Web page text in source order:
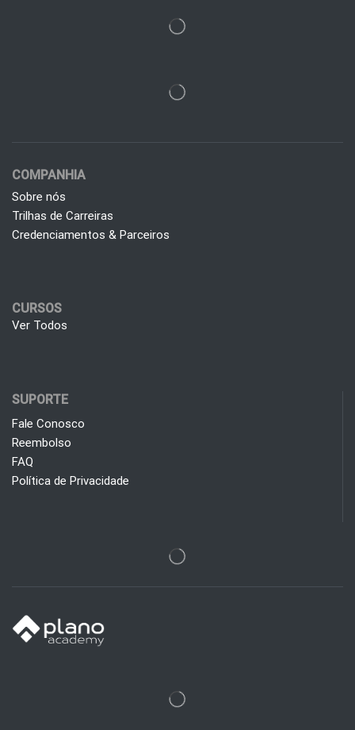
COMPANHIA
Sobre nós
Trilhas de Carreiras
Credenciamentos & Parceiros
CURSOS
Ver Todos
SUPORTE
Fale Conosco
Reembolso
FAQ
Política de Privacidade